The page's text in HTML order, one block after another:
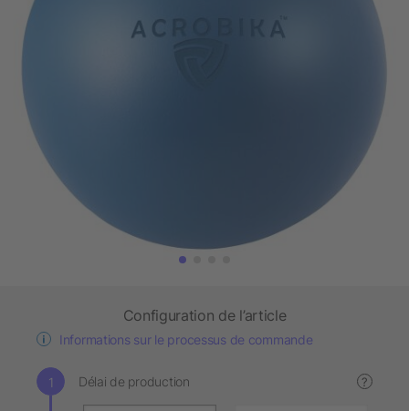
Configuration de l’article
Informations sur le processus de commande
Délai de production ?